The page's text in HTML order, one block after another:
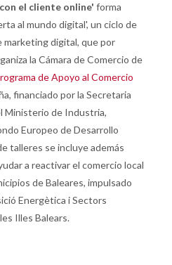
el cliente online' forma
al mundo digital', un ciclo de
digital, que por
la Cámara de Comercio de
de Apoyo al Comercio
financiado por la Secretaria
Ministerio de Industria,
Europeo de Desarrollo
talleres se incluye además
a reactivar el comercio local
de Baleares, impulsado
Energètica i Sectors
Illes Balears.